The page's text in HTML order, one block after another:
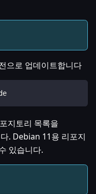
으로 업데이트합니다
지토리 목록을
. Debian 11용 리포지
있습니다.